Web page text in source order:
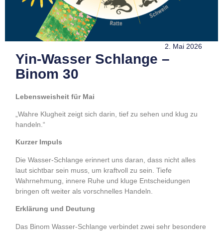
2. Mai 2026
Yin-Wasser Schlange –
Binom 30
Lebensweisheit für Mai
„Wahre Klugheit zeigt sich darin, tief zu sehen und klug zu
handeln.“
Kurzer Impuls
Die Wasser-Schlange erinnert uns daran, dass nicht alles
laut sichtbar sein muss, um kraftvoll zu sein. Tiefe
Wahrnehmung, innere Ruhe und kluge Entscheidungen
bringen oft weiter als vorschnelles Handeln.
Erklärung und Deutung
Das Binom Wasser-Schlange verbindet zwei sehr besondere